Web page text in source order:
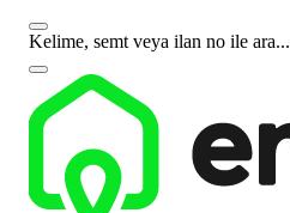
Kelime, semt veya ilan no ile ara...